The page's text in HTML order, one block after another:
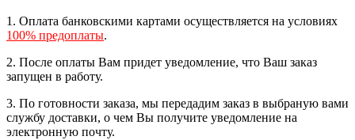
1. Оплата банковскими картами осуществляется на условиях
100% предоплаты.
2. После оплаты Вам придет уведомление, что Ваш заказ
запущен в работу.
3. По готовности заказа, мы передадим заказ в выбраную вами
службу доставки, о чем Вы получите уведомление на
электронную почту.